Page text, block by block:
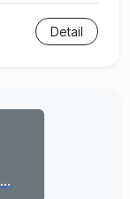
Detail